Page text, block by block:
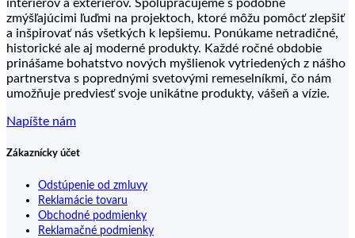
interiérov a exteriérov. Spolupracujeme s podobne
zmýšľajúcimi ľuďmi na projektoch, ktoré môžu pomôcť zlepšiť
a inšpirovať nás všetkých k lepšiemu. Ponúkame netradičné,
historické ale aj moderné produkty. Každé ročné obdobie
prinášame bohatstvo nových myšlienok vytriedených z nášho
partnerstva s poprednými svetovými remeselníkmi, čo nám
umožňuje predviesť svoje unikátne produkty, vášeň a vízie.
Napíšte nám
Zákaznícky účet
Odstúpenie od zmluvy
Reklamácie tovaru
Obchodné podmienky
Reklamačné podmienky